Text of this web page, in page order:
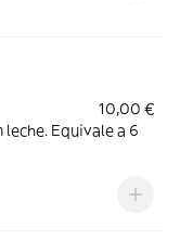
10,00 €
leche. Equivale a 6